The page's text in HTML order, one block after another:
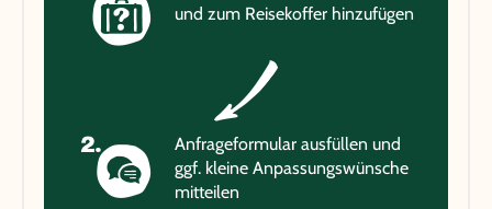
und zum Reisekoffer hinzufügen
Anfrageformular ausfüllen und
ggf. kleine Anpassungswünsche
mitteilen